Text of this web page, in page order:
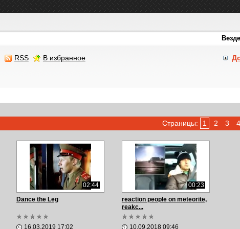
RSS В избранное
Страницы: 1 2 3 4
02:44
Dance the Leg
16.03.2019 17:02
00:23
reaction people on meteorite,
reakc...
10.09.2018 09:46